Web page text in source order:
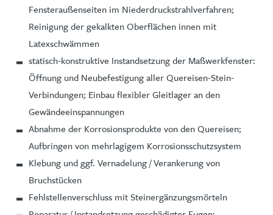
Fensteraußenseiten im Niederdruckstrahlverfahren;
Reinigung der gekalkten Oberflächen innen mit
Latexschwämmen
statisch-konstruktive Instandsetzung der Maßwerkfenster:
Öffnung und Neubefestigung aller Quereisen-Stein-
Verbindungen; Einbau flexibler Gleitlager an den
Gewändeeinspannungen
Abnahme der Korrosionsprodukte von den Quereisen;
Aufbringen von mehrlagigem Korrosionsschutzsystem
Klebung und ggf. Vernadelung / Verankerung von
Bruchstücken
Fehlstellenverschluss mit Steinergänzungsmörteln